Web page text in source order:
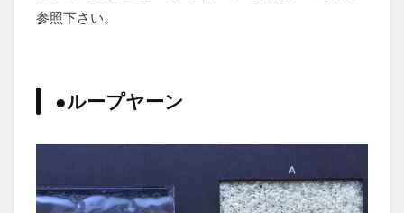
参照下さい。
●ループヤーン